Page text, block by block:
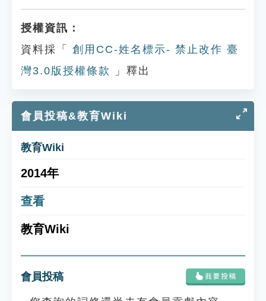
授權資訊：
資料採「
創用CC-姓名標示- 禁止改作 臺
灣3.0版授權條款
」釋出
會員投稿&教育Wiki
教育Wiki
2014年
查看
教育Wiki
會員投稿